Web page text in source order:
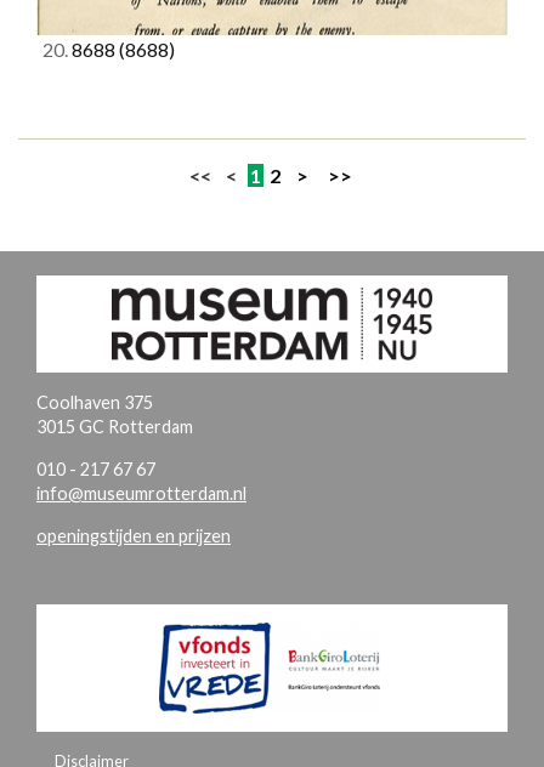
20.8688 (8688)
<< < 1 2 > >>
Coolhaven 375
3015 GC Rotterdam
010 - 217 67 67
info@museumrotterdam.nl
openingstijden en prijzen
Disclaimer